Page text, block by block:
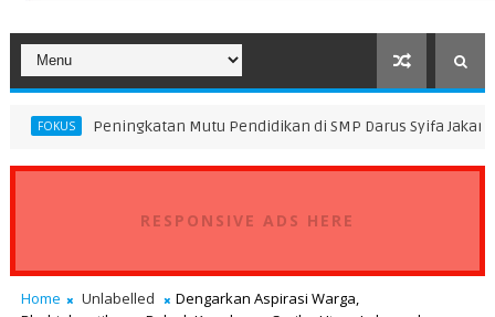
Mutu Pendidikan di SMP Darus Syifa Jakarta Utara
RESPONSIVE ADS HERE
Home Unlabelled
Dengarkan Aspirasi Warga,